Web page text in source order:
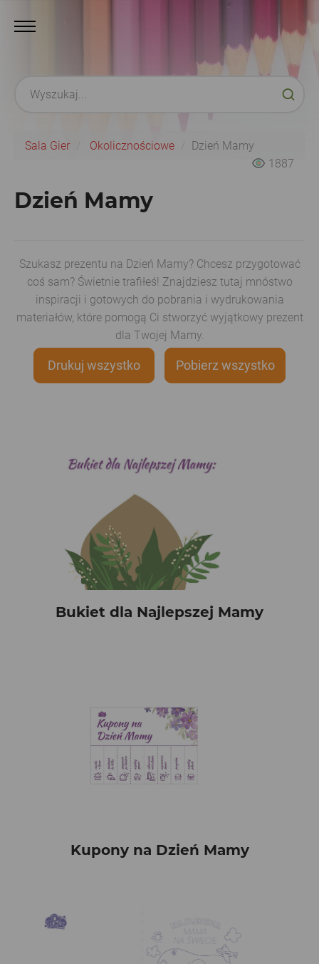
Sala Gier Okolicznościowe
Dzień Mamy
1887
Dzień Mamy
Szukasz prezentu na Dzień Mamy? Chcesz przygotować
coś sam? Świetnie trafiłeś! Znajdziesz tutaj mnóstwo
inspiracji i gotowych do pobrania i wydrukowania
materiałów, które pomogą Ci stworzyć wyjątkowy prezent
dla Twojej Mamy.
Drukuj wszystko Pobierz wszystko
Bukiet dla Najlepszej Mamy
Kupony na Dzień Mamy